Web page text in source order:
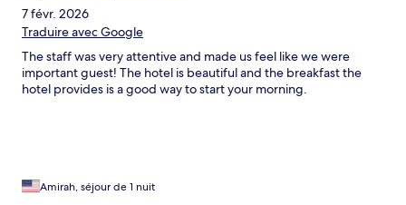
7 févr. 2026
Traduire avec Google
The staff was very attentive and made us feel like we were
important guest! The hotel is beautiful and the breakfast the
hotel provides is a good way to start your morning.
Amirah, séjour de 1 nuit